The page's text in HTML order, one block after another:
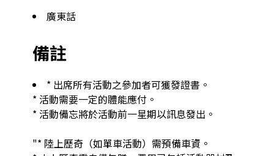
廣東話
備註
* 出席所有活動之參加者可獲發證書。
* 活動需要一定的體能應付。
* 活動備忘將於活動前一星期以訊息發出。
"* 陸上歷奇（如單車活動）需預備車資。